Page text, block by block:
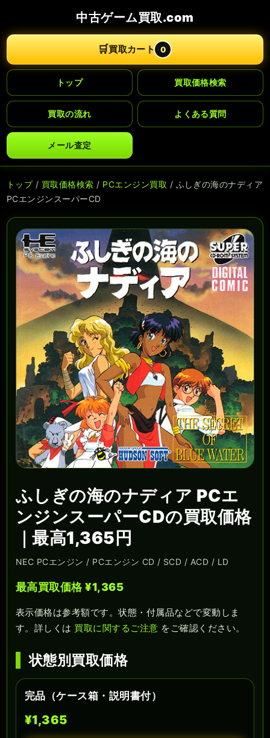
中古ゲーム買取.com
🛒買取カート 0
トップ 買取価格検索
買取の流れ よくある質問
メール査定
トップ/ 買取価格検索 / PCエンジン買取 / ふしぎの海のナディア
PCエンジンスーパーCD
ふしぎの海のナディア PCエ
ンジンスーパーCDの買取価格
｜最高1,365円
NEC PCエンジン / PCエンジン CD / SCD / ACD / LD
最高買取価格 ¥1,365
表示価格は参考額です。状態・付属品などで変動しま
す。詳しくは 買取に関するご注意 をご確認ください。
状態別買取価格
完品（ケース箱・説明書付）
¥1,365